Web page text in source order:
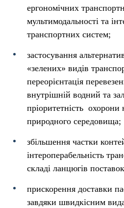
ергономічних
мультимодальності та
транспортних систем;
застосування
«зелених» видів
переорієнтація
внутрішній водний та
пріоритетність
природного середовища;
збільшення частки
інтероперабельність
складі ланцюгів
прискорення доставки
завдяки швидкісним